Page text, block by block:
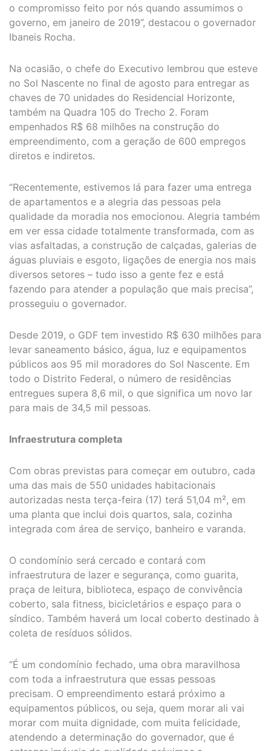
o compromisso feito por nós quando assumimos o
governo, em janeiro de 2019”, destacou o governador
Ibaneis Rocha.
Na ocasião, o chefe do Executivo lembrou que esteve
no Sol Nascente no final de agosto para entregar as
chaves de 70 unidades do Residencial Horizonte,
também na Quadra 105 do Trecho 2. Foram
empenhados R$ 68 milhões na construção do
empreendimento, com a geração de 600 empregos
diretos e indiretos.
“Recentemente, estivemos lá para fazer uma entrega
de apartamentos e a alegria das pessoas pela
qualidade da moradia nos emocionou. Alegria também
em ver essa cidade totalmente transformada, com as
vias asfaltadas, a construção de calçadas, galerias de
águas pluviais e esgoto, ligações de energia nos mais
diversos setores – tudo isso a gente fez e está
fazendo para atender a população que mais precisa”,
prosseguiu o governador.
Desde 2019, o GDF tem investido R$ 630 milhões para
levar saneamento básico, água, luz e equipamentos
públicos aos 95 mil moradores do Sol Nascente. Em
todo o Distrito Federal, o número de residências
entregues supera 8,6 mil, o que significa um novo lar
para mais de 34,5 mil pessoas.
Infraestrutura completa
Com obras previstas para começar em outubro, cada
uma das mais de 550 unidades habitacionais
autorizadas nesta terça-feira (17) terá 51,04 m², em
uma planta que inclui dois quartos, sala, cozinha
integrada com área de serviço, banheiro e varanda.
O condomínio será cercado e contará com
infraestrutura de lazer e segurança, como guarita,
praça de leitura, biblioteca, espaço de convivência
coberto, sala fitness, bicicletários e espaço para o
síndico. Também haverá um local coberto destinado à
coleta de resíduos sólidos.
“É um condomínio fechado, uma obra maravilhosa
com toda a infraestrutura que essas pessoas
precisam. O empreendimento estará próximo a
equipamentos públicos, ou seja, quem morar ali vai
morar com muita dignidade, com muita felicidade,
atendendo a determinação do governador, que é